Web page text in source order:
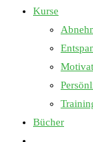
Kurse
Bücher